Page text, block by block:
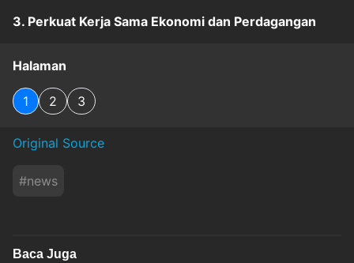
3. Perkuat Kerja Sama Ekonomi dan Perdagangan
Halaman
1 2 3
Original Source
#news
Baca Juga